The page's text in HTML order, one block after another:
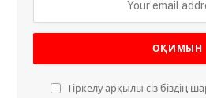
Тіркелу арқылы сіз біздің